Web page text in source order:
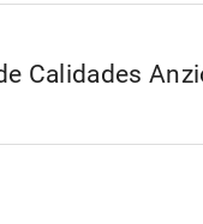
Calidades